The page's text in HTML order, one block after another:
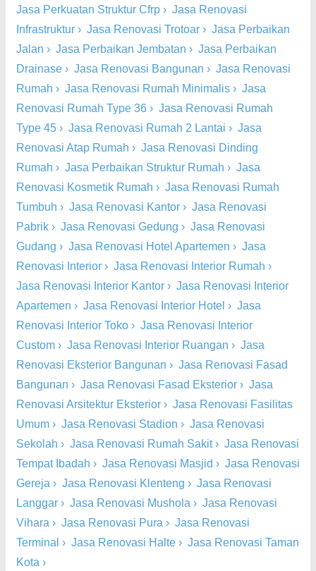
Jasa Perkuatan Struktur Cfrp › Jasa Renovasi
Infrastruktur › Jasa Renovasi Trotoar › Jasa Perbaikan
Jalan › Jasa Perbaikan Jembatan › Jasa Perbaikan
Drainase › Jasa Renovasi Bangunan › Jasa Renovasi
Rumah › Jasa Renovasi Rumah Minimalis › Jasa
Renovasi Rumah Type 36 › Jasa Renovasi Rumah
Type 45 › Jasa Renovasi Rumah 2 Lantai › Jasa
Renovasi Atap Rumah › Jasa Renovasi Dinding
Rumah › Jasa Perbaikan Struktur Rumah › Jasa
Renovasi Kosmetik Rumah › Jasa Renovasi Rumah
Tumbuh › Jasa Renovasi Kantor › Jasa Renovasi
Pabrik › Jasa Renovasi Gedung › Jasa Renovasi
Gudang › Jasa Renovasi Hotel Apartemen › Jasa
Renovasi Interior › Jasa Renovasi Interior Rumah ›
Jasa Renovasi Interior Kantor › Jasa Renovasi Interior
Apartemen › Jasa Renovasi Interior Hotel › Jasa
Renovasi Interior Toko › Jasa Renovasi Interior
Custom › Jasa Renovasi Interior Ruangan › Jasa
Renovasi Eksterior Bangunan › Jasa Renovasi Fasad
Bangunan › Jasa Renovasi Fasad Eksterior › Jasa
Renovasi Arsitektur Eksterior › Jasa Renovasi Fasilitas
Umum › Jasa Renovasi Stadion › Jasa Renovasi
Sekolah › Jasa Renovasi Rumah Sakit› Jasa Renovasi
Tempat Ibadah › Jasa Renovasi Masjid › Jasa Renovasi
Gereja › Jasa Renovasi Klenteng › Jasa Renovasi
Langgar › Jasa Renovasi Mushola › Jasa Renovasi
Vihara › Jasa Renovasi Pura › Jasa Renovasi
Terminal › Jasa Renovasi Halte › Jasa Renovasi Taman
Kota ›